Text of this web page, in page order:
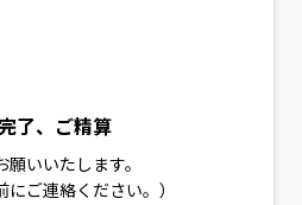
了、ご精算
いいたします。
にご連絡ください。）